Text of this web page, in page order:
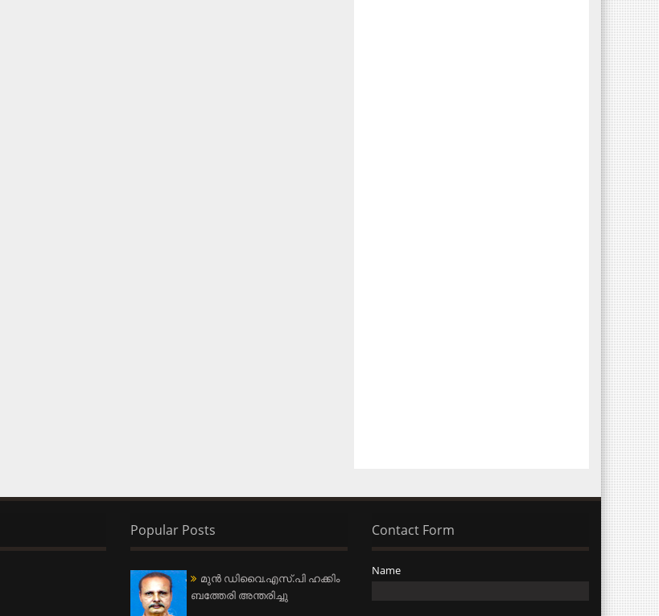
Popular Posts
മുന്‍ ഡിവൈ.എസ്.പി ഹക്കിം
ബത്തേരി അന്തരിച്ചു
Contact Form
Name